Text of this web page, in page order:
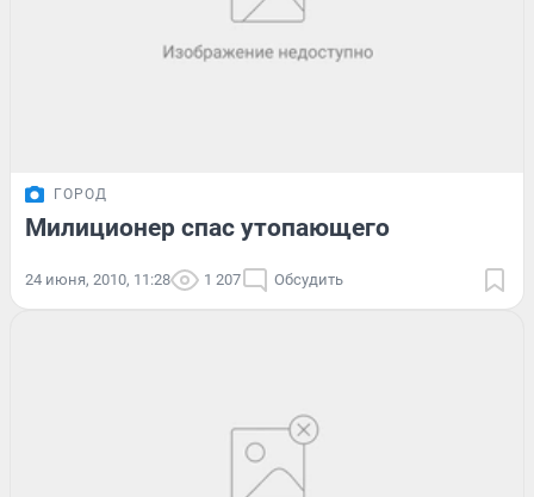
ГОРОД
Милиционер спас утопающего
24 июня, 2010, 11:28 1 207 Обсудить